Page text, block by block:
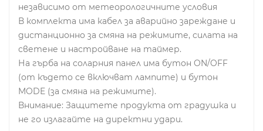
независимо от метеорологичните условия
В комплекта има кабел за аварийно зареждане и
дистанционно за смяна на режимите, силата на
светене и настройване на таймер.
На гърба на соларния панел има бутон ON/OFF
(от където се включват лампите) и бутон
MODE (за смяна на режимите).
Внимание: Защитете продукта от градушка и
не го излагайте на директни удари.